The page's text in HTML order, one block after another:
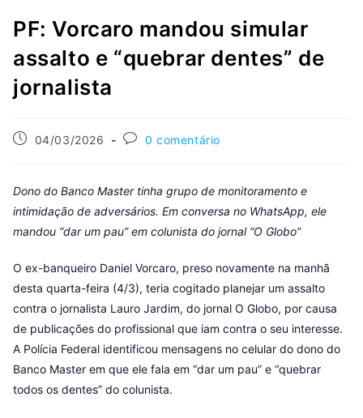
PF: Vorcaro mandou simular
assalto e “quebrar dentes” de
jornalista
04/03/2026 0 comentário
Dono do Banco Master tinha grupo de monitoramento e
intimidação de adversários. Em conversa no WhatsApp, ele
mandou “dar um pau” em colunista do jornal “O Globo”
O ex-banqueiro Daniel Vorcaro, preso novamente na manhã
desta quarta-feira (4/3), teria cogitado planejar um assalto
contra o jornalista Lauro Jardim, do jornal O Globo, por causa
de publicações do profissional que iam contra o seu interesse.
A Polícia Federal identificou mensagens no celular do dono do
Banco Master em que ele fala em “dar um pau” e “quebrar
todos os dentes” do colunista.